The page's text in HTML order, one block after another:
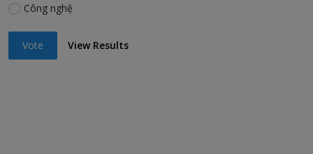
Công nghệ
Vote View Results